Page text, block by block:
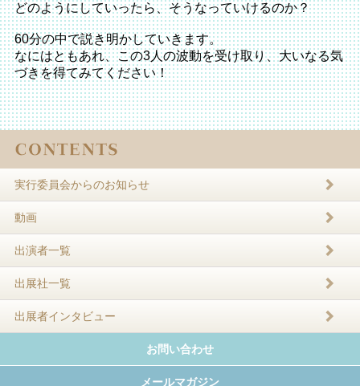
どのようにしていったら、そうなっていけるのか？
60分の中で説き明かしていきます。
なにはともあれ、この3人の波動を受け取り、大いなる気
づきを得てみてください！
実行委員会からのお知らせ
動画
出演者一覧
出展社一覧
出展者インタビュー
お問い合わせ
メールマガジン